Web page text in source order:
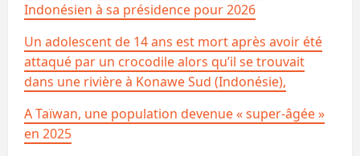
Indonésien à sa présidence pour 2026
Un adolescent de 14 ans est mort après avoir été
attaqué par un crocodile alors qu’il se trouvait
dans une rivière à Konawe Sud (Indonésie),
A Taïwan, une population devenue « super-âgée »
en 2025